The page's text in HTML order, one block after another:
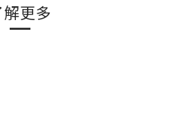
解更多